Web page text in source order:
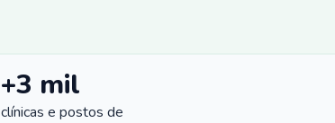
+3 mil
clínicas e postos de